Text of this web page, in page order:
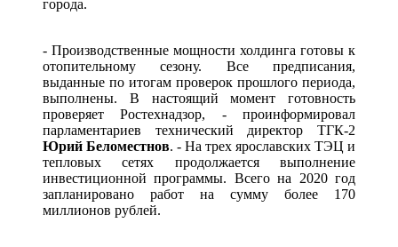
города.
- Производственные мощности холдинга готовы к
отопительному сезону. Все предписания,
выданные по итогам проверок прошлого периода,
выполнены. В настоящий момент готовность
проверяет Ростехнадзор, - проинформировал
парламентариев технический директор ТГК-2
Юрий Беломестнов. - На трех ярославских ТЭЦ и
тепловых сетях продолжается выполнение
инвестиционной программы. Всего на 2020 год
запланировано работ на сумму более 170
миллионов рублей.